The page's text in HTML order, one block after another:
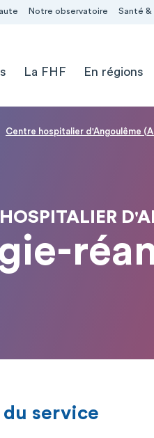
Notre observatoire Santé &
La FHF En régions
Centre hospitalier d'Angoulême
service